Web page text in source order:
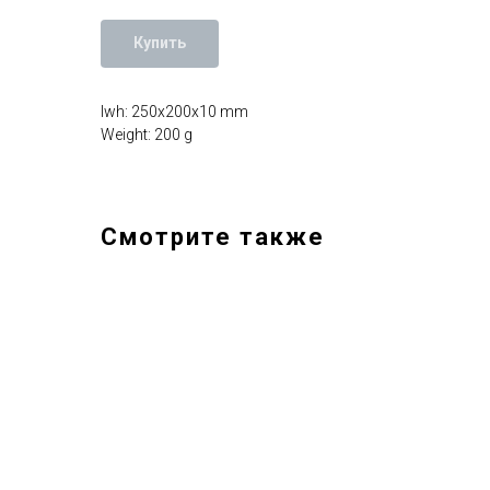
Купить
lwh: 250x200x10 mm
Weight: 200 g
Смотрите также